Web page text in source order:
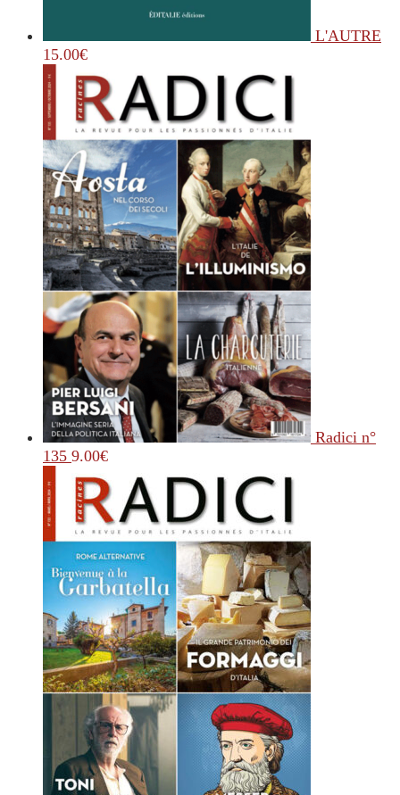
L'AUTRE
15.00€
Radici n°
135 9.00€